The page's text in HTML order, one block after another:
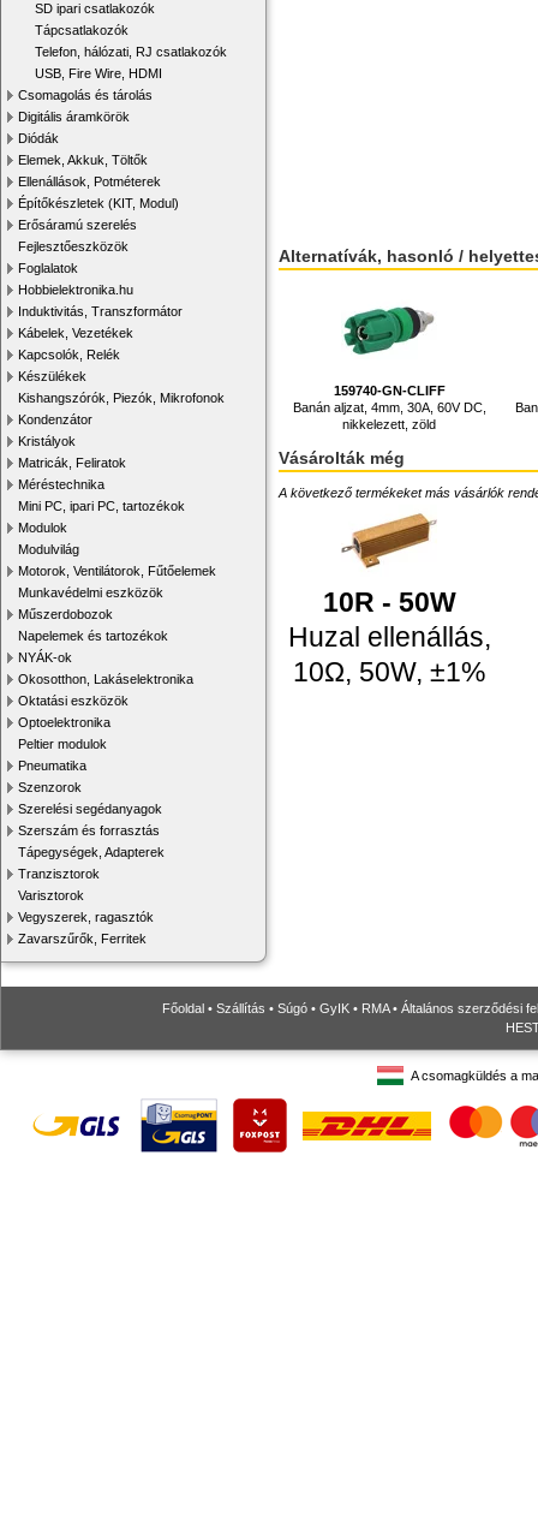
SD ipari csatlakozók
Tápcsatlakozók
Telefon, hálózati, RJ csatlakozók
USB, Fire Wire, HDMI
Csomagolás és tárolás
Digitális áramkörök
Diódák
Elemek, Akkuk, Töltők
Ellenállások, Potméterek
Építőkészletek (KIT, Modul)
Erősáramú szerelés
Fejlesztőeszközök
Foglalatok
Hobbielektronika.hu
Induktivitás, Transzformátor
Kábelek, Vezetékek
Kapcsolók, Relék
Készülékek
Kishangszórók, Piezók, Mikrofonok
Kondenzátor
Kristályok
Matricák, Feliratok
Méréstechnika
Mini PC, ipari PC, tartozékok
Modulok
Modulvilág
Motorok, Ventilátorok, Fűtőelemek
Munkavédelmi eszközök
Műszerdobozok
Napelemek és tartozékok
NYÁK-ok
Okosotthon, Lakáselektronika
Oktatási eszközök
Optoelektronika
Peltier modulok
Pneumatika
Szenzorok
Szerelési segédanyagok
Szerszám és forrasztás
Tápegységek, Adapterek
Tranzisztorok
Varisztorok
Vegyszerek, ragasztók
Zavarszűrők, Ferritek
Alternatívák, hasonló /
159740-GN-CLIFF
Banán aljzat, 4mm, 30A, 60V DC,
nikkelezett, zöld
Vásárolták még
A következő termékeket más vásárlók
10R - 50W
Huzal ellenállás,
10Ω, 50W, ±1%
Főoldal • Szállítás • Súgó • GyIK • RMA• Általános szerződési
A csomagküldés a